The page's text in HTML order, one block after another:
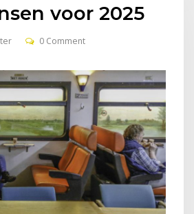
voor 2025
0 Comment